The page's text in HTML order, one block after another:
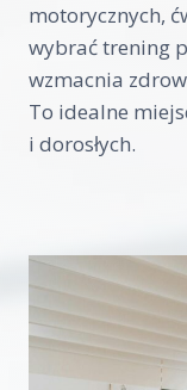
motorycznych,
wybrać trening
wzmacnia
To idealne
i dorosłych.